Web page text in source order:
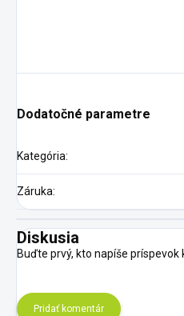
Dodatočné parametre
Kategória:
Záruka:
Diskusia
Buďte prvý, kto napíše príspevok
Pridať komentár